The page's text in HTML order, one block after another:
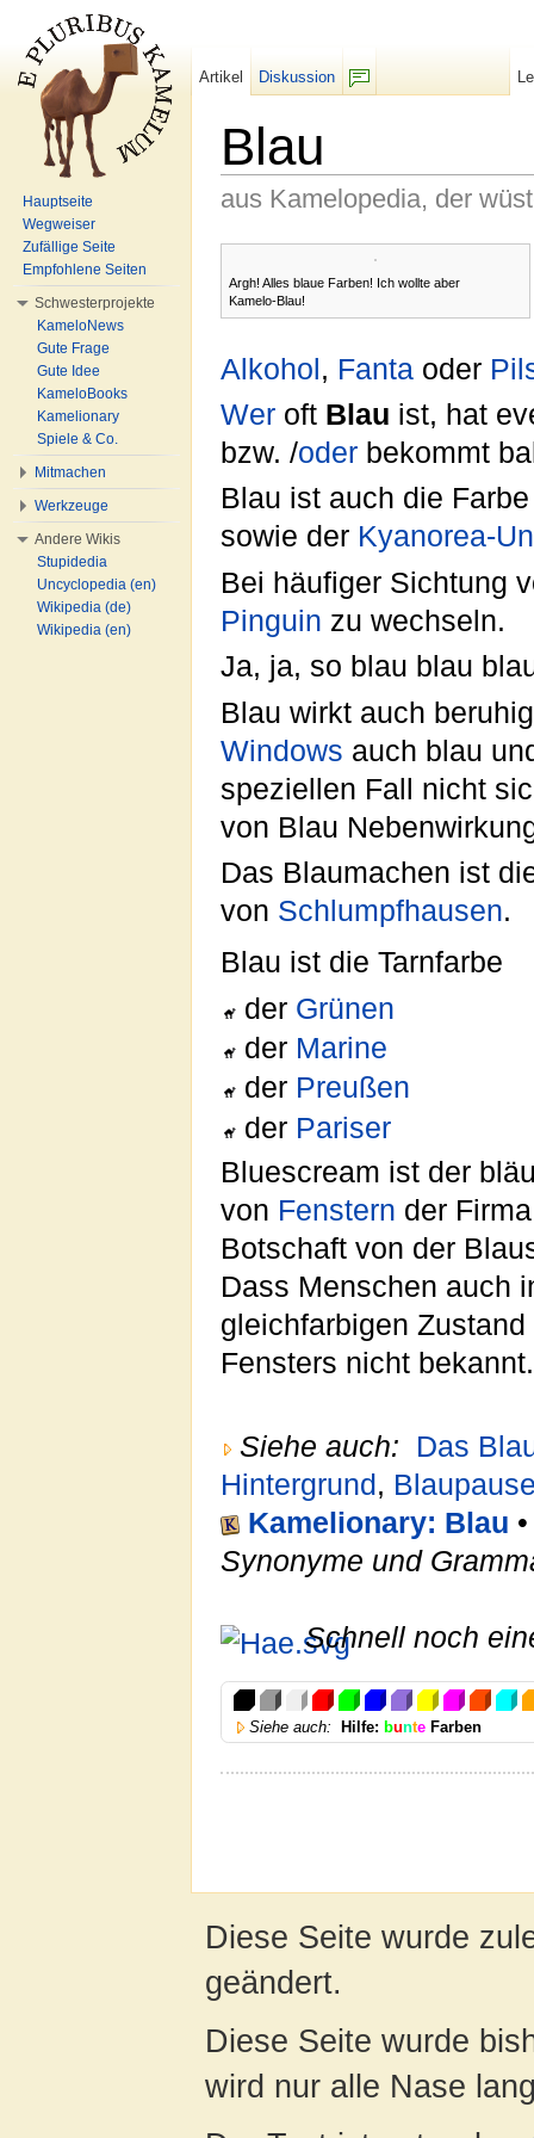
Blau
aus Kamelopedia, der
Argh! Alles blaue Farben! Ich wollte aber
Kamelo-Blau!
Alkohol, Fanta oder
Wer oft Blau ist, hat
bzw. /oder bekommt
Blau ist auch die
sowie der Kyanorea-
Bei häufiger Sichtung
Pinguin zu wechseln.
Ja, ja, so blau blau
Blau wirkt auch
Windows auch blau
speziellen Fall nicht
von Blau
Das Blaumachen ist
von Schlumpfhausen.
Blau ist die Tarnfarbe
der Grünen
der Marine
der Preußen
der Pariser
Bluescream ist der
von Fenstern der
Botschaft von der
Dass Menschen auch
gleichfarbigen
Fensters nicht bekannt.
Siehe auch:
Das
Hintergrund ,
Kamelionary: Blau
Synonyme und
Schnell noch
Siehe auch: Hilfe: bunte Farben
Artikel
Diskussion
Hauptseite
Wegweiser
Zufällige Seite
Empfohlene Seiten
Schwesterprojekte
KameloNews
Gute Frage
Gute Idee
KameloBooks
Kamelionary
Spiele & Co.
Mitmachen
Werkzeuge
Andere Wikis
Stupidedia
Uncyclopedia (en)
Wikipedia (de)
Wikipedia (en)
Diese Seite wurde
geändert.
Diese Seite wurde
wird nur alle Nase